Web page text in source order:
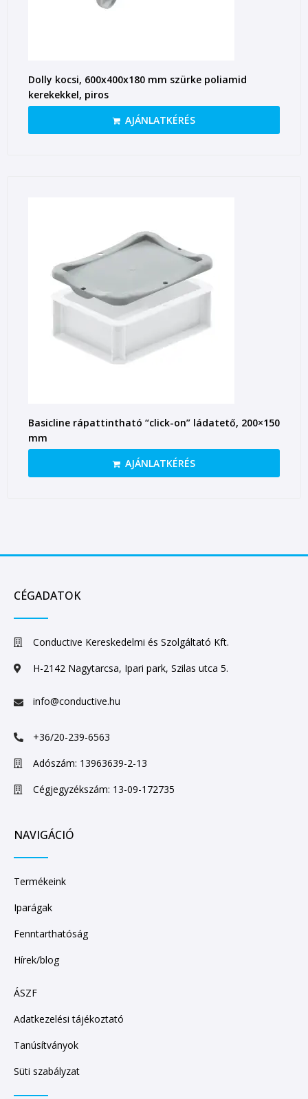
Dolly kocsi, 600x400x180 mm szürke poliamid
kerekekkel, piros
AJÁNLATKÉRÉS
Basicline rápattintható “click-on” ládatető, 200×150
mm
AJÁNLATKÉRÉS
CÉGADATOK
Conductive Kereskedelmi és Szolgáltató Kft.
H-2142 Nagytarcsa, Ipari park, Szilas utca 5.
info@conductive.hu
+36/20-239-6563
Adószám: 13963639-2-13
Cégjegyzékszám: 13-09-172735
NAVIGÁCIÓ
Termékeink
Iparágak
Fenntarthatóság
Hírek/blog
ÁSZF
Adatkezelési tájékoztató
Tanúsítványok
Süti szabályzat